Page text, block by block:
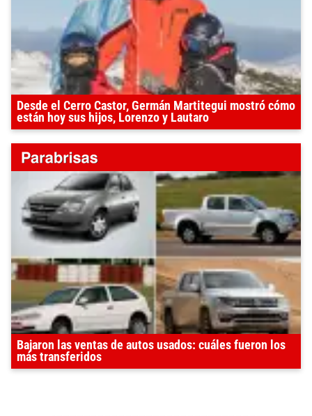
Desde el Cerro Castor, Germán Martitegui mostró cómo
están hoy sus hijos, Lorenzo y Lautaro
Bajaron las ventas de autos usados: cuáles fueron los
más transferidos